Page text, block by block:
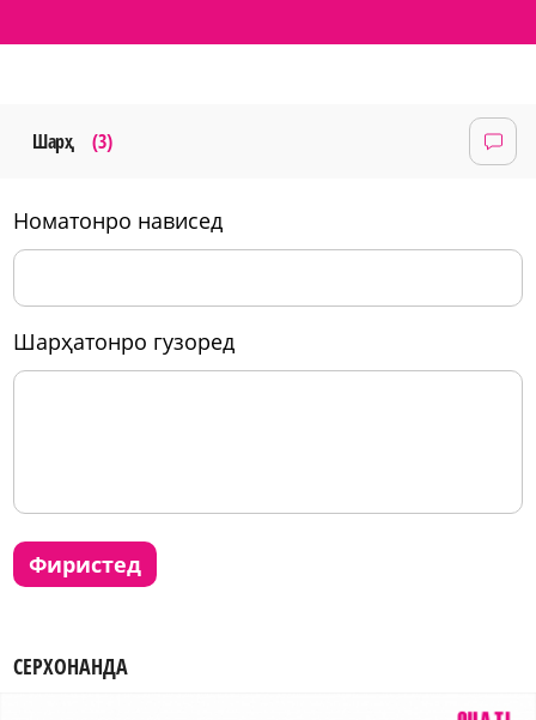
Шарҳ (3)
номатонро нависед
шарҳатонро гузоред
фиристед
СЕРХОНАНДА